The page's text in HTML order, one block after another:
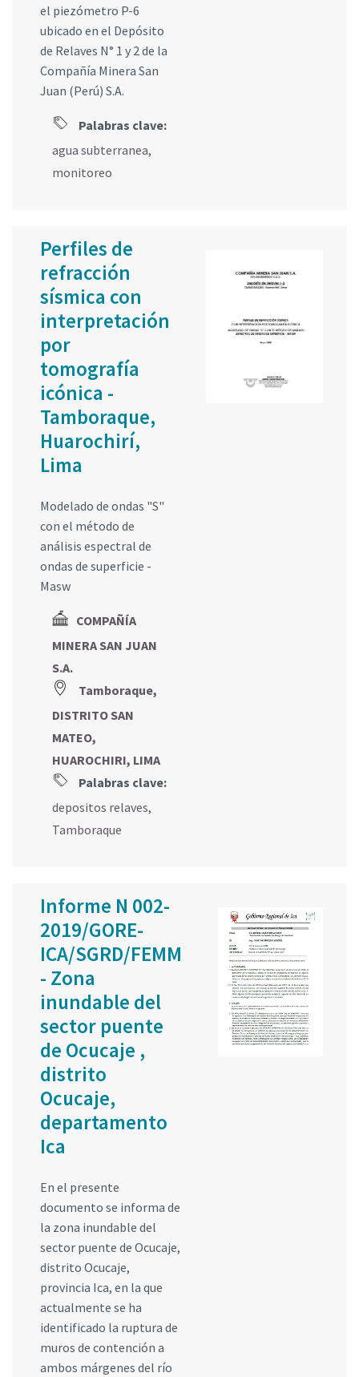
el piezómetro P-6
ubicado en el Depósito
de Relaves N° 1 y 2 de la
Compañía Minera San
Juan (Perú) S.A.
Palabras clave:
agua subterranea,
monitoreo
Perfiles de
refracción
sísmica con
interpretación
por
tomografía
icónica -
Tamboraque,
Huarochirí,
Lima
Modelado de ondas "S"
con el método de
análisis espectral de
ondas de superficie -
Masw
COMPAÑÍA
MINERA SAN JUAN
S.A.
Tamboraque,
DISTRITO SAN
MATEO,
HUAROCHIRI, LIMA
Palabras clave:
depositos relaves,
Tamboraque
Informe N 002-
2019/GORE-
ICA/SGRD/FEMM
- Zona
inundable del
sector puente
de Ocucaje ,
distrito
Ocucaje,
departamento
Ica
En el presente
documento se informa de
la zona inundable del
sector puente de Ocucaje,
distrito Ocucaje,
provincia Ica, en la que
actualmente se ha
identificado la ruptura de
muros de contención a
ambos márgenes del río